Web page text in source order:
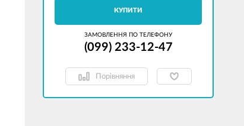
КУПИТИ
ЗАМОВЛЕННЯ ПО ТЕЛЕФОНУ
(099) 233-12-47
Порівняння